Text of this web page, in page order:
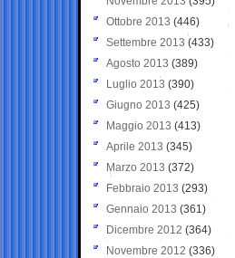
Ottobre 2013 (446)
Settembre 2013 (433)
Agosto 2013 (389)
Luglio 2013 (390)
Giugno 2013 (425)
Maggio 2013 (413)
Aprile 2013 (345)
Marzo 2013 (372)
Febbraio 2013 (293)
Gennaio 2013 (361)
Dicembre 2012 (364)
Novembre 2012 (336)